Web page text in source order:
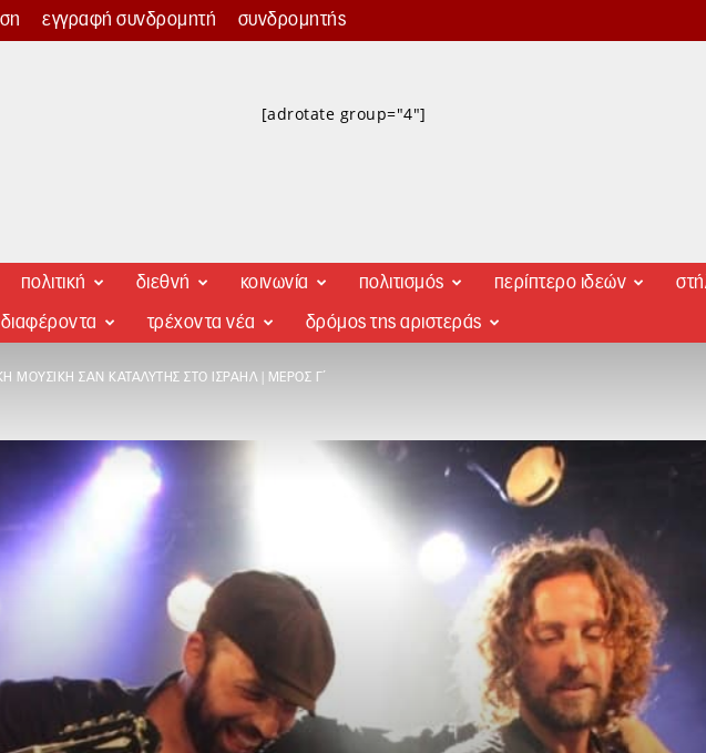
εγγραφή συνδρομητή συνδρομητής
[adrotate group="4"]
πολιτική διεθνή κοινωνία πολιτισμός περίπτερο ιδεών
τρέχοντα νέα δρόμος της αριστεράς
ΜΟΥΣΙΚΉ ΣΑΝ ΚΑΤΑΛΎΤΗΣ ΣΤΟ ΙΣΡΑΉΛ | ΜΈΡΟΣ Γ΄